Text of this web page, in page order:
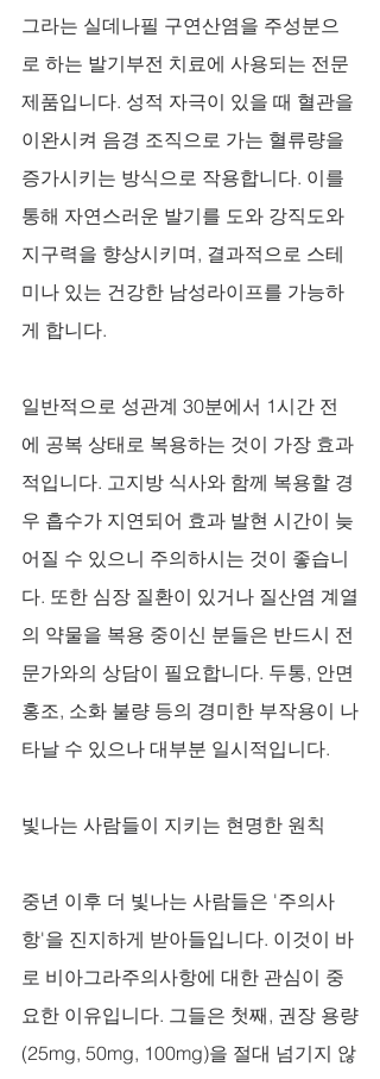
그라는 실데나필 구연산염을 주성분으
로 하는 발기부전 치료에 사용되는 전문
제품입니다. 성적 자극이 있을 때 혈관을
이완시켜 음경 조직으로 가는 혈류량을
증가시키는 방식으로 작용합니다. 이를
통해 자연스러운 발기를 도와 강직도와
지구력을 향상시키며, 결과적으로 스테
미나 있는 건강한 남성라이프를 가능하
게 합니다.
일반적으로 성관계 30분에서 1시간 전
에 공복 상태로 복용하는 것이 가장 효과
적입니다. 고지방 식사와 함께 복용할 경
우 흡수가 지연되어 효과 발현 시간이 늦
어질 수 있으니 주의하시는 것이 좋습니
다. 또한 심장 질환이 있거나 질산염 계열
의 약물을 복용 중이신 분들은 반드시 전
문가와의 상담이 필요합니다. 두통, 안면
홍조, 소화 불량 등의 경미한 부작용이 나
타날 수 있으나 대부분 일시적입니다.
빛나는 사람들이 지키는 현명한 원칙
중년 이후 더 빛나는 사람들은 '주의사
항'을 진지하게 받아들입니다. 이것이 바
로 비아그라주의사항에 대한 관심이 중
요한 이유입니다. 그들은 첫째, 권장 용량
(25mg, 50mg, 100mg)을 절대 넘기지 않